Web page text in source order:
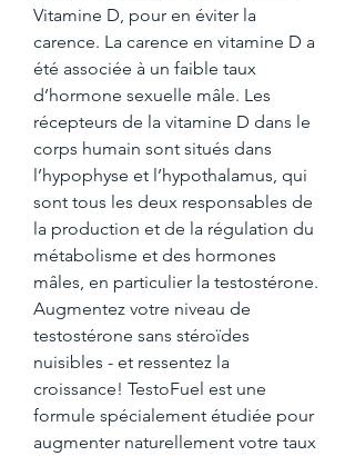
Vitamine D, pour en éviter la
carence. La carence en vitamine D a
été associée à un faible taux
d’hormone sexuelle mâle. Les
récepteurs de la vitamine D dans le
corps humain sont situés dans
l’hypophyse et l’hypothalamus, qui
sont tous les deux responsables de
la production et de la régulation du
métabolisme et des hormones
mâles, en particulier la testostérone.
Augmentez votre niveau de
testostérone sans stéroïdes
nuisibles - et ressentez la
croissance! TestoFuel est une
formule spécialement étudiée pour
augmenter naturellement votre taux